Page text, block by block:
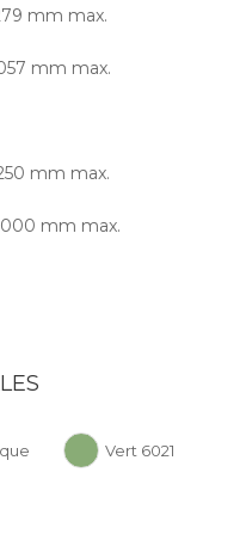
mm max.
mm max.
mm max.
mm max.
Vert 6021